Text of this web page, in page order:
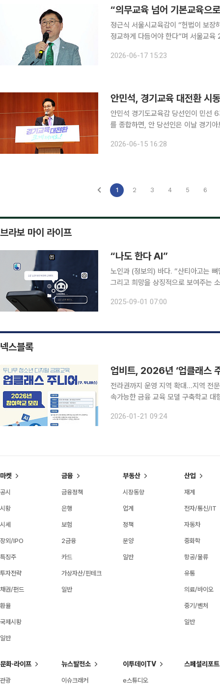
“의무교육 넘어 기본교육으
정근식 서울시교육감이 “헌법이 보장
정교하게 다듬어야 한다”며 서울교
교육청은 17일 서울 용산구 청사에서
2026-06-17 15:23
안민석, 경기교육 대전환 시
안민석 경기도교육감 당선인이 민선 6기 경기
를 종합하면, 안 당선인은 이날 경기
세마고 교장을 수석부위원장으로 구
2026-06-15 16:28
1 2 3 4 5 6
브라보 마이 라이프
“나도 한다 AI”
노인과 (정보의) 바다. “산티아고는
그리고 희망을 상징적으로 보여주는 소설입니다.” 인공지능(AI)은 어니스
망망대해를 헤엄치고 있습니다. 비단
2025-09-01 07:00
넥스블록
업비트, 2026년 ‘업클래스
전라권까지 운영 지역 확대…지역 전
속가능한 금융 교육 모델 구축학교 대
2026-01-21 09:24
마켓
공시
시황
시세
장외/IPO
특징주
투자전략
채권/펀드
환율
국제시황
일반
금융
금융정책
은행
보험
2금융
카드
가상자산/핀테크
일반
부동산
시장동향
업계
정책
분양
일반
산업
재계
전자/통신/IT
자동차
중화학
항공/물류
유통
의료/바이오
중기/벤처
일반
문화·라이프
관광
뉴스발전소
이슈크래커
이투데이TV
e스튜디오
스페셜리포트